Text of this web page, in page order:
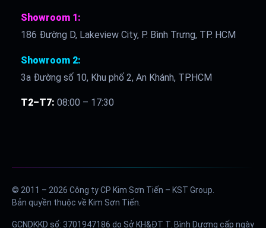
Showroom 1:
186 Đường D, Lakeview City, P. Bình Trưng, TP. HCM
Showroom 2:
3a Đường số 10, Khu phố 2, An Khánh, TP.HCM
T2–T7: 08:00 – 17:30
© 2011 – 2026 Công ty CP Kim Sơn Tiến – KST Group.
Bản quyền thuộc về Kim Sơn Tiến.
GCNDKKD số: 3701947186 do Sở KH&ĐT T. Bình Dương cấp ngày